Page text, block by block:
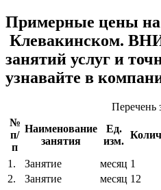
Примерные цены на
Клевакинском.
занятий услуг и
узнавайте в
Перечень
№
п/
п
Наименование
занятия
Ед.
изм.
1.
Занятие месяц 1
2.
Занятие месяц 12